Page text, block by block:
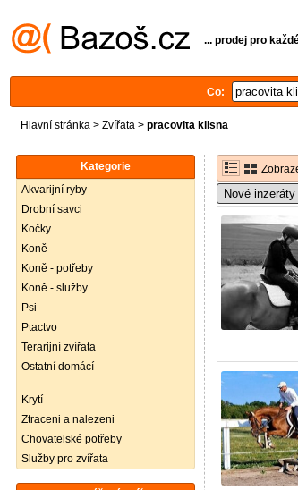
... prodej pro
Co:
Hlavní stránka > Zvířata > pracovita klisna
Kategorie
Akvarijní ryby
Drobní savci
Kočky
Koně
Koně - potřeby
Koně - služby
Psi
Ptactvo
Terarijní zvířata
Ostatní domácí
Krytí
Ztraceni a nalezeni
Chovatelské potřeby
Služby pro zvířata
Nové